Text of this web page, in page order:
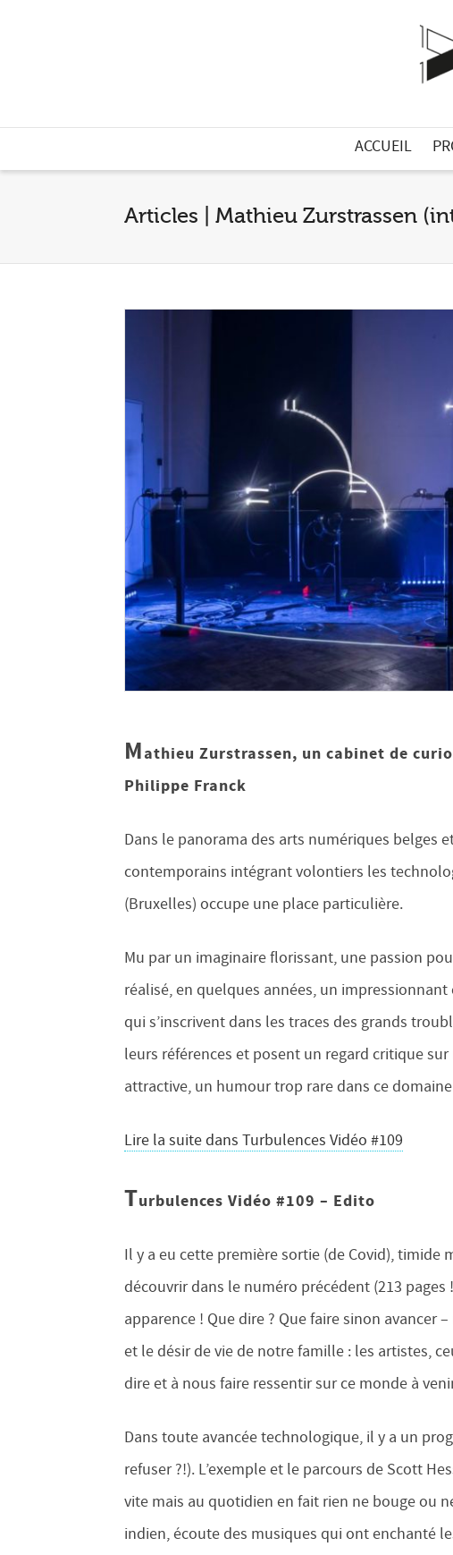
ACCUEIL
Articles | Mathieu Zurstrassen
Mathieu Zurstrassen, un cabinet de
Philippe Franck
Dans le panorama des arts numériques belges
contemporains intégrant volontiers les
(Bruxelles) occupe une place particulière.
Mu par un imaginaire florissant, une passion
réalisé, en quelques années, un
qui s’inscrivent dans les traces des grands
leurs références et posent un regard critique
attractive, un humour trop rare dans ce
Lire la suite dans Turbulences Vidéo #109
Turbulences Vidéo #109 – Edito
Il y a eu cette première sortie (de Covid), timide
découvrir dans le numéro précédent (213
apparence ! Que dire ? Que faire sinon avancer
et le désir de vie de notre famille : les artistes,
dire et à nous faire ressentir sur ce monde à
Dans toute avancée technologique, il y a un
refuser ?!). L’exemple et le parcours de Scott
vite mais au quotidien en fait rien ne bouge ou
indien, écoute des musiques qui ont enchanté